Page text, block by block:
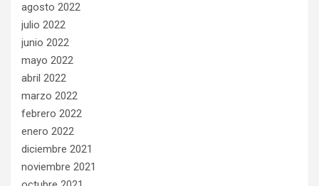
agosto 2022
julio 2022
junio 2022
mayo 2022
abril 2022
marzo 2022
febrero 2022
enero 2022
diciembre 2021
noviembre 2021